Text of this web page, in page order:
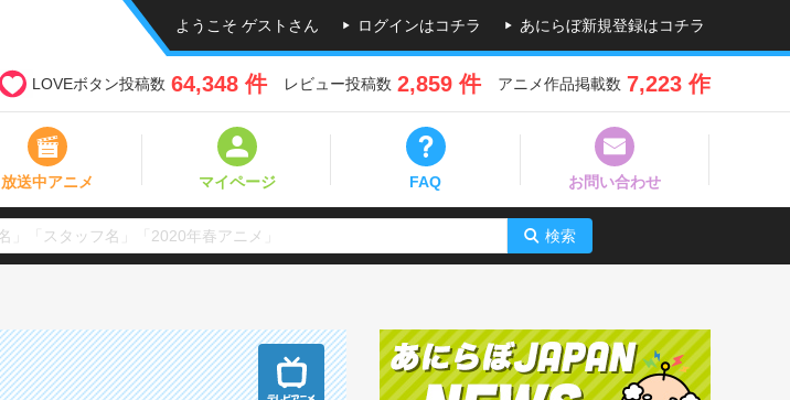
ようこそ ゲストさん ログインはコチラ あにらぼ新規登録はコチラ
LOVEボタン投稿数 64,348 件 レビュー投稿数 2,859 件 アニメ作品掲載数 7,223 作
放送中アニメ マイページ FAQ お問い合わせ
検索